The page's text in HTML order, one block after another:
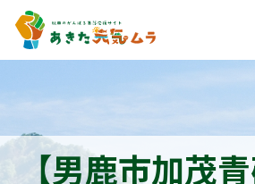
【男鹿市加茂青